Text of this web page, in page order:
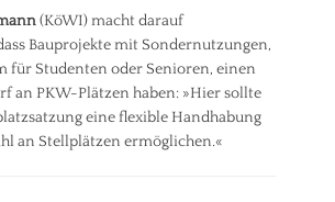
(KöWI) macht darauf
Bauprojekte mit Sondernutzungen,
für Studenten oder Senioren, einen
an PKW-Plätzen haben: »Hier sollte
eine flexible Handhabung
an Stellplätzen ermöglichen.«